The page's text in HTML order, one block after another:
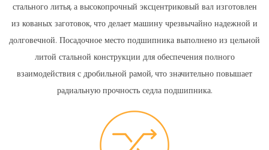
стального литья, а высокопрочный эксцентриковый вал изготовлен
из кованых заготовок, что делает машину чрезвычайно надежной и
долговечной. Посадочное место подшипника выполнено из цельной
литой стальной конструкции для обеспечения полного
взаимодействия с дробильной рамой, что значительно повышает
радиальную прочность седла подшипника.